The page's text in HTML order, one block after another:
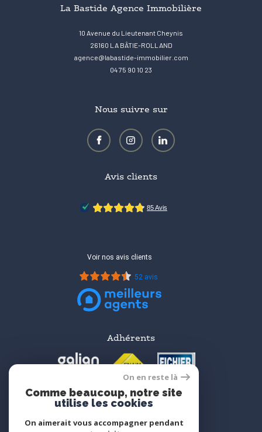
La Bastide Agence Immobilière
04 75 90 10 23
agence@labastide-immobilier.com
10 Avenue du Lieutenant Cheynis
26160
LA BÂTIE-ROLLAND
Nous suivre sur
Avis clients
Voir nos avis clients
52 avis
Adhérents
On en reste là
Comme beaucoup, notre site
utilise les cookies
On aimerait vous accompagner pendant